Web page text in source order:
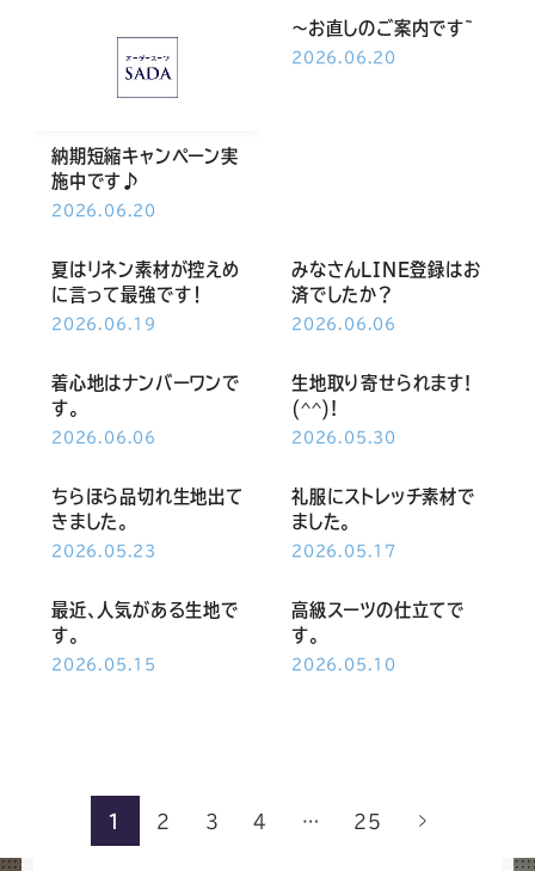
納期短縮キャンペーン実
施中です♪
2026.06.20
～お直しのご案内です~
2026.06.20
夏はリネン素材が控えめ
に言って最強です！
2026.06.19
みなさんLINE登録はお
済でしたか？
2026.06.06
着心地はナンバーワンで
す。
2026.06.06
生地取り寄せられます!
(^^)!
2026.05.30
ちらほら品切れ生地出て
きました。
2026.05.23
礼服にストレッチ素材で
ました。
2026.05.17
最近、人気がある生地で
す。
2026.05.15
高級スーツの仕立てで
す。
2026.05.10
1 2 3 4 … 25